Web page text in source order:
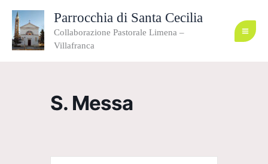
contenuto
Parrocchia di Santa Cecilia
Collaborazione Pastorale Limena –
Villafranca
S. Messa